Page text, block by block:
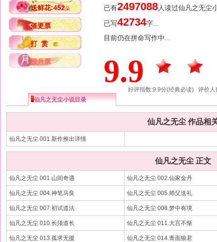
送鲜花:452朵
催更票
打 赏
投月票
已有2497088人读过仙凡之无尘
已写42734字...
目前仍在拼命写作中...
9.9
好评指数:9.9分(经典必读) 评价人
仙凡之无尘小说目录
仙凡之无尘 作品相
仙凡之无尘 001.新作推出详情
仙凡之无尘 正文
仙凡之无尘 001.山间奇遇 仙凡之无尘 002.仙家金丹
仙凡之无尘 004.神笔马良 仙凡之无尘 005.师父送礼
仙凡之无尘 007.初试道法 仙凡之无尘 008.梦中有境
仙凡之无尘 010.长须道长 仙凡之无尘 011.大言不惭
仙凡之无尘 013.孤求无援 仙凡之无尘 014.青面狼君